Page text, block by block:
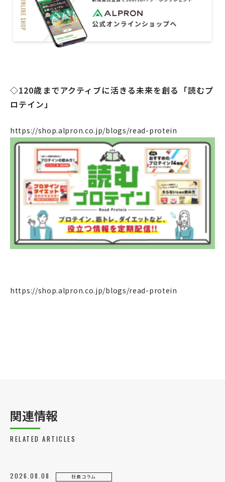
法人のお客様
OEM
◇120歳までアクティブに活きる未来を創る「読むプ
ロテイン」
https://shop.alpron.co.jp/blogs/read-protein
https://shop.alpron.co.jp/blogs/read-protein
関連情報
RELATED ARTICLES
2026.08.08 社長コラム